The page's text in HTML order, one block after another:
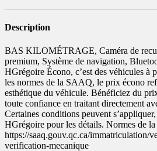
Description
BAS KILOMÉTRAGE, Caméra de
premium, Système de navigation,
HGrégoire Écono, c’est des véhicules à
les normes de la SAAQ, le prix écono
esthétique du véhicule. Bénéficiez du
toute confiance en traitant directement
Certaines conditions peuvent
HGrégoire pour les détails. Normes de
https://saaq.gouv.qc.ca/immatriculation/
verification-mecanique